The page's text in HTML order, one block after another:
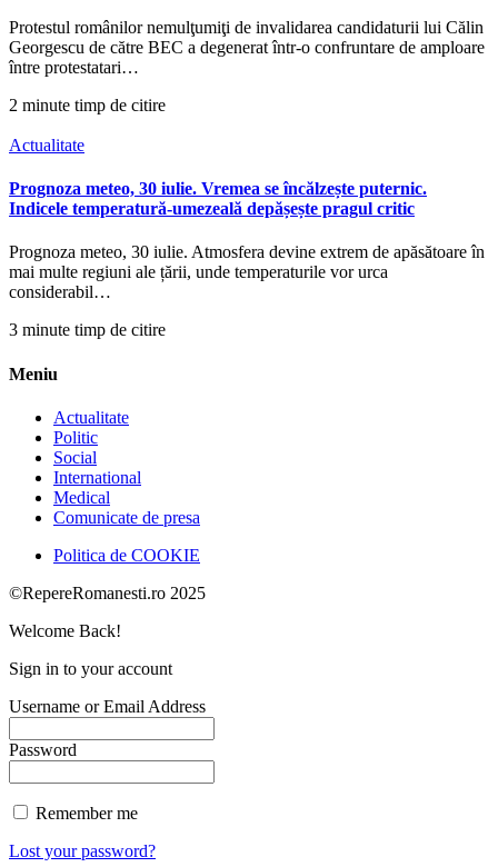
Protestul românilor nemulţumiţi de invalidarea candidaturii lui Călin
Georgescu de către BEC a degenerat într-o confruntare de amploare
între protestatari…
2 minute timp de citire
Actualitate
Prognoza meteo, 30 iulie. Vremea se încălzește puternic.
Indicele temperatură-umezeală depășește pragul critic
Prognoza meteo, 30 iulie. Atmosfera devine extrem de apăsătoare în
mai multe regiuni ale țării, unde temperaturile vor urca
considerabil…
3 minute timp de citire
Meniu
Actualitate
Politic
Social
International
Medical
Comunicate de presa
Politica de COOKIE
©RepereRomanesti.ro 2025
Welcome Back!
Sign in to your account
Username or Email Address
Password
Remember me
Lost your password?